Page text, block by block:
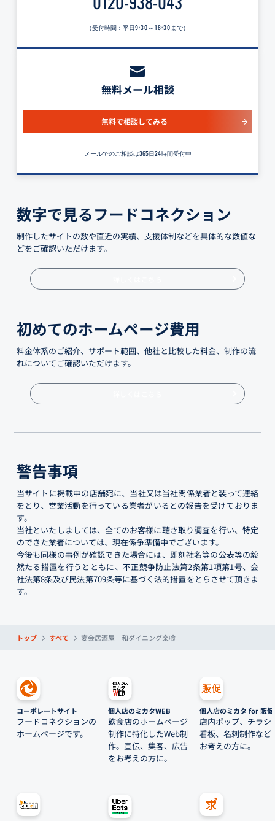
（受付時間：平日9:30～18:30 まで）
無料メール相談
無料で相談してみる
メールでのご相談は365日24時間受付中
数字で見るフードコネクション
制作したサイトの数や直近の実績、支援体制などを具体的な数値な
どをご確認いただけます。
初めてのホームページ費用
料金体系のご紹介、サポート範囲、他社と比較した料金、制作の流
れについてご確認いただけます。
警告事項
当サイトに掲載中の店舗宛に、当社又は当社関係業者と装って連絡
をとり、営業活動を行っている業者がいるとの報告を受けておりま
す。
当社といたしましては、全てのお客様に聴き取り調査を行い、特定
のできた業者については、現在係争準備中でございます。
今後も同様の事例が確認できた場合には、即刻社名等の公表等の毅
然たる措置を行うとともに、不正競争防止法第2条第1項第1号、会
社法第8条及び民法第709条等に基づく法的措置をとらさせて頂きま
す。
トップ すべて 宴会居酒屋 和ダイニング楽喰
コーポレートサイト
フードコネクションの
ホームページです。
個人店のミカタWEB
飲食店のホームページ
制作に特化したWeb制
作。宣伝、集客、広告
をお考えの方に。
個人店のミカタ for 販促
店内ポップ、チラシ
看板、名刺制作など
お考えの方に。